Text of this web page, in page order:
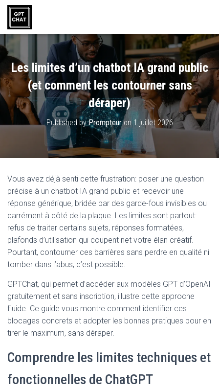
Les limites d’un chatbot IA grand public
(et comment les contourner sans
déraper)
Published byPrompteuron1 juillet 2026
Vous avez déjà senti cette frustration: poser une question
précise à un chatbot IA grand public et recevoir une
réponse générique, bridée par des garde-fous invisibles ou
carrément à côté de la plaque. Les limites sont partout:
refus de traiter certains sujets, réponses formatées,
plafonds d’utilisation qui coupent net votre élan créatif.
Pourtant, contourner ces barrières sans perdre en qualité ni
tomber dans l’abus, c’est possible.
GPTChat, qui permet d’accéder aux modèles GPT d’OpenAI
gratuitement et sans inscription, illustre cette approche
fluide. Ce guide vous montre comment identifier ces
blocages concrets et adopter les bonnes pratiques pour en
tirer le maximum, sans déraper.
Comprendre les limites techniques et
fonctionnelles de ChatGPT